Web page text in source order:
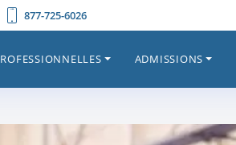
877-725-6026
ADMISSIONS